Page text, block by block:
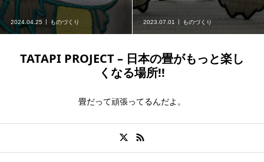
2024.04.25 ものづくり 2023.07.01 ものづくり
TATAPI PROJECT – 日本の畳がもっと楽し
くなる場所!!
畳だって頑張ってるんだよ。